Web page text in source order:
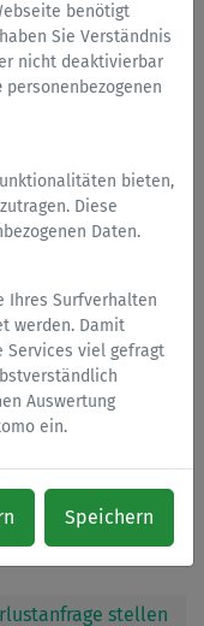
benötigt
Sie Verständnis
nicht deaktivierbar
personenbezogenen
bieten,
Diese
Daten.
Ihres Surfverhalten
werden. Damit
Services viel gefragt
Auswertung
ein.
Speichern
stellen
stellen